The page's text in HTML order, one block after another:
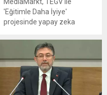
'Eğitimle Daha İyiye'
projesinde yapay zeka